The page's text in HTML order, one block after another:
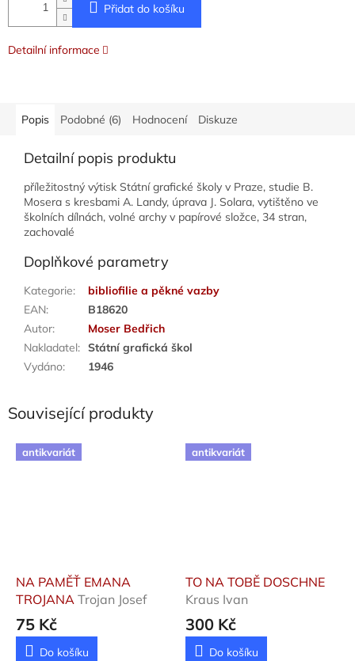
Přidat do košíku
Detailní informace
Popis Podobné (6) Hodnocení Diskuze
Detailní popis produktu
příležitostný výtisk Státní grafické školy v Praze, studie B.
Mosera s kresbami A. Landy, úprava J. Solara, vytištěno ve
školních dílnách, volné archy v papírové složce, 34 stran,
zachovalé
Doplňkové parametry
Kategorie:
bibliofilie a pěkné vazby
EAN:
B18620
Autor:
Moser Bedřich
Nakladatel: Státní grafická škol
Vydáno: 1946
Související produkty
antikvariát
NA PAMĚŤ EMANA
TROJANA Trojan Josef
75 Kč
Do košíku
antikvariát
TO NA TOBĚ DOSCHNE
Kraus Ivan
300 Kč
Do košíku